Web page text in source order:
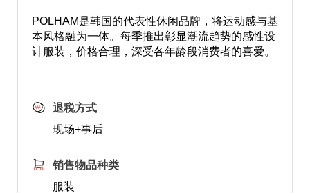
POLHAM是韩国的代表性休闲品牌，将运动感与基
本风格融为一体。每季推出彰显潮流趋势的感性设
计服装，价格合理，深受各年龄段消费者的喜爱。
退税方式
现场+事后
销售物品种类
服装